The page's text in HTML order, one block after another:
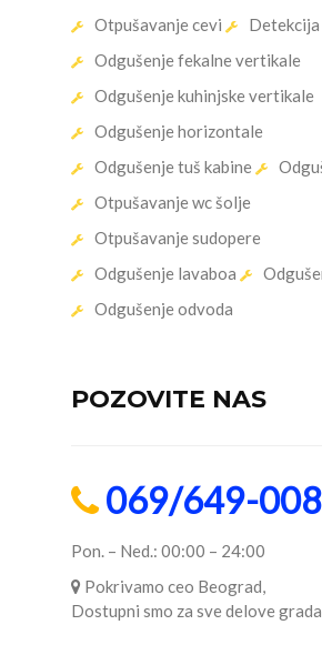
Otpušavanje cevi
Odgušenje fekalne vertikale
Odgušenje kuhinjske vertikale
Odgušenje horizontale
Odgušenje tuš kabine
Otpušavanje wc šolje
Otpušavanje sudopere
Odgušenje lavaboa
Odgušenje odvoda
POZOVITE NAS
069/649-008
Pon. – Ned.: 00:00 – 24:00
Pokrivamo ceo Beograd,
Dostupni smo za sve delove grada